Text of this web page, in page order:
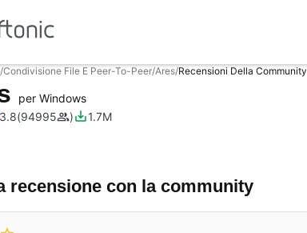
Condivisione File E Peer-To-Peer Ares Recensioni Della Community
per Windows
3.8 94995
1.7M
recensione con la community